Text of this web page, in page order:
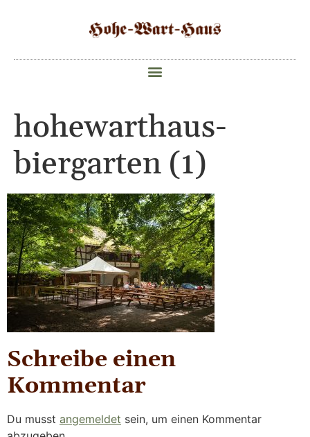
hohewarthaus-
biergarten (1)
Schreibe einen
Kommentar
Du musst angemeldet sein, um einen Kommentar